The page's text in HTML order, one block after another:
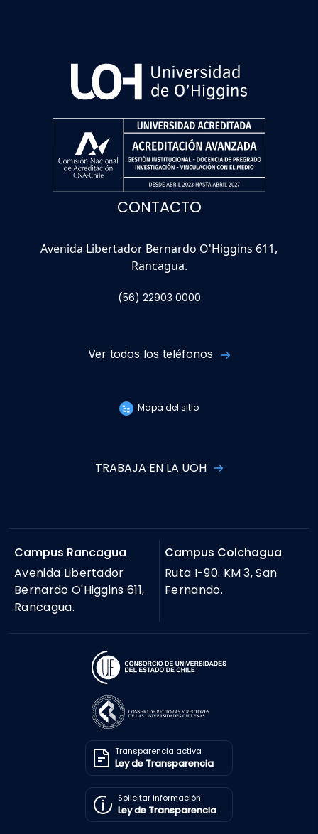
CONTACTO
Avenida Libertador Bernardo O'Higgins 611,
Rancagua.
(56) 22903 0000
Ver todos los teléfonos
Mapa del sitio
TRABAJA EN LA UOH
Campus Rancagua
Avenida Libertador
Bernardo O'Higgins 611,
Rancagua.
Campus Colchagua
Ruta I-90. KM 3, San
Fernando.
Transparencia activa
Ley de Transparencia
Solicitar información
Ley de Transparencia